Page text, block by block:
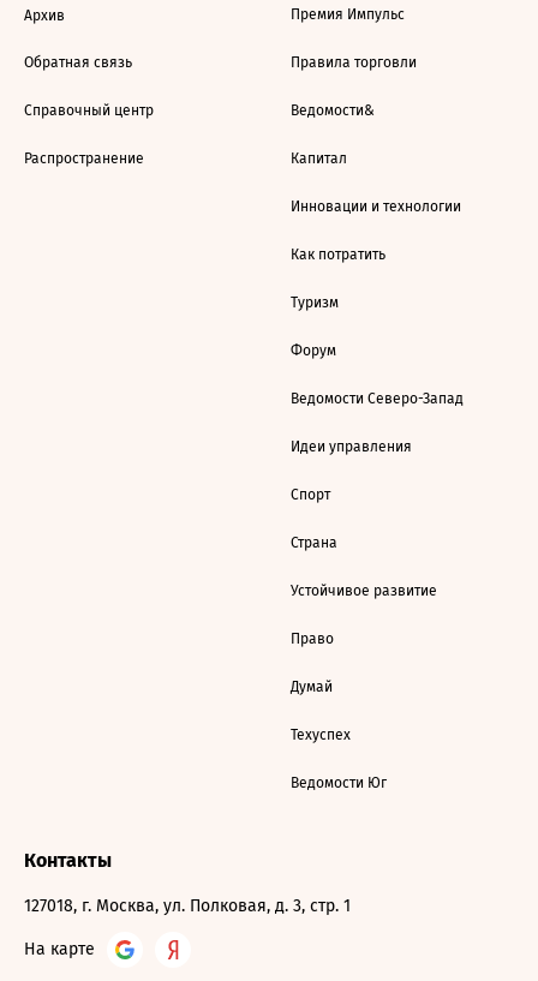
Архив
Обратная связь
Справочный центр
Распространение
Премия Импульс
Правила торговли
Ведомости&
Капитал
Инновации и технологии
Как потратить
Туризм
Форум
Ведомости Северо-Запад
Идеи управления
Спорт
Страна
Устойчивое развитие
Право
Думай
Техуспех
Ведомости Юг
Контакты
127018, г. Москва, ул. Полковая, д. 3, стр. 1
На карте